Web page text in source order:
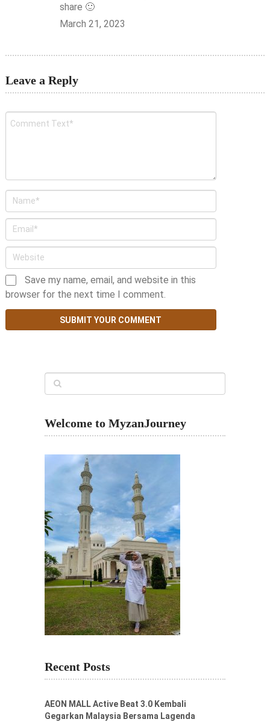
share 🙂
March 21, 2023
Leave a Reply
Save my name, email, and website in this
browser for the next time I comment.
Welcome to MyzanJourney
Recent Posts
AEON MALL Active Beat 3.0 Kembali
Gegarkan Malaysia Bersama Lagenda